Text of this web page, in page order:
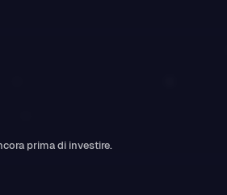
prima di investire.